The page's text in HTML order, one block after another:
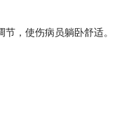
，使伤病员躺卧舒适。